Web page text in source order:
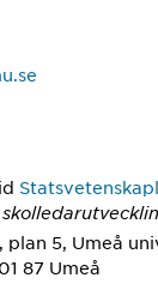
plan 5, Umeå
87 Umeå